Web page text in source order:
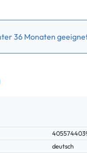
36 Monaten
deutsch